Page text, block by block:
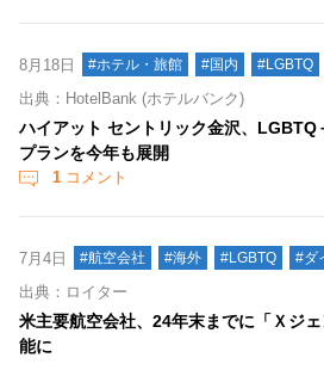
8月18日 #ホテル・旅館 #国内 #LGBTQ
出典：HotelBank (ホテルバンク)
ハイアット セントリック金沢、LGBTQ
プランを今年も展開
1 コメント
7月4日 #航空会社 #海外 #LGBTQ #ダ
出典：ロイター
米主要航空会社、24年末までに「Ｘジ
能に